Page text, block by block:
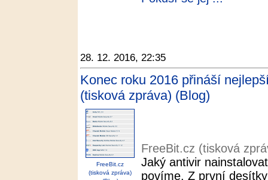
28. 12. 2016, 22:35
Konec roku 2016 přináší
(tisková zpráva) (Blog)
FreeBit.cz
(tisková zpráva)
FreeBit.cz (tisková
Jaký antivir
povíme. Z první